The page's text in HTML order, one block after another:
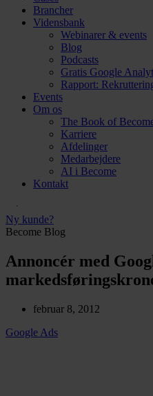
Brancher
Vidensbank
Webinarer & events
Blog
Podcasts
Gratis Google
Rapport:
Events
Om os
The Book of
Karriere
Afdelinger
Medarbejdere
AI i Become
Kontakt
Ny kunde?
Become Blog
Annoncér med
februar 8, 2012
Google Ads